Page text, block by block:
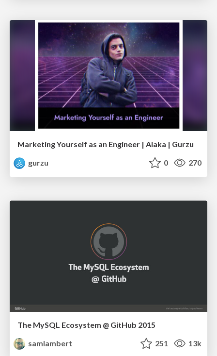
Marketing Yourself as an Engineer | Alaka | Gurzu
gurzu
0 270
The MySQL Ecosystem @ GitHub 2015
samlambert
251 13k